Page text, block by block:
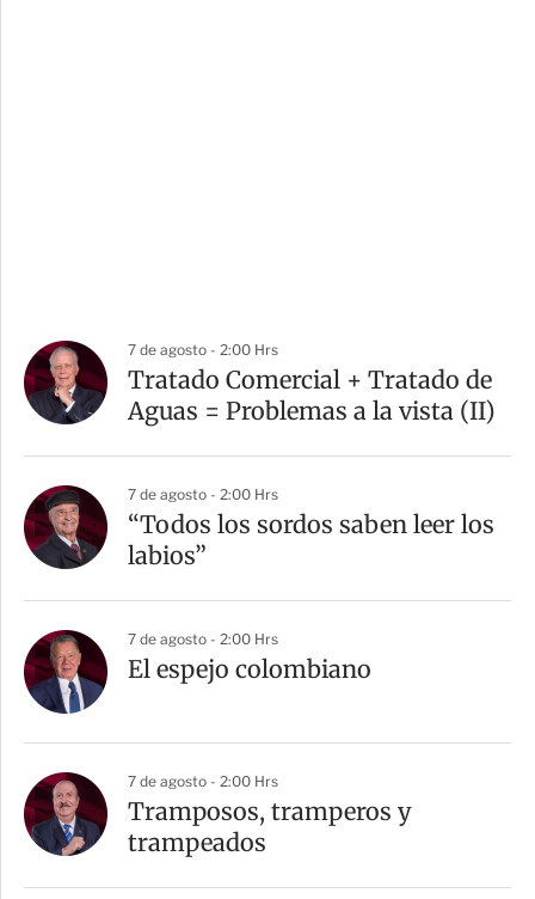
7 de agosto - 2:00 Hrs
Tratado Comercial + Tratado de
Aguas = Problemas a la vista (II)
7 de agosto - 2:00 Hrs
“Todos los sordos saben leer los
labios”
7 de agosto - 2:00 Hrs
El espejo colombiano
7 de agosto - 2:00 Hrs
Tramposos, tramperos y
trampeados